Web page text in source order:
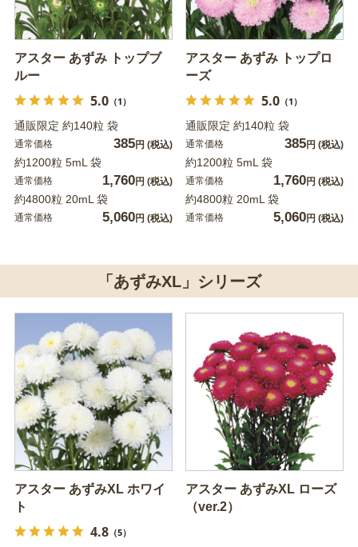
アスター あずみ トップブ
ルー
5.0（1）
通販限定 約140粒 袋
通常価格 385円 (税込)
約1200粒 5mL 袋
通常価格 1,760円 (税込)
約4800粒 20mL 袋
通常価格 5,060円 (税込)
アスター あずみ トップロ
ーズ
5.0（1）
通販限定 約140粒 袋
通常価格 385円 (税込)
約1200粒 5mL 袋
通常価格 1,760円 (税込)
約4800粒 20mL 袋
通常価格 5,060円 (税込)
「あずみXL」シリーズ
アスター あずみXL ホワイ
ト
4.8（5）
アスター あずみXL ローズ
（ver.2）